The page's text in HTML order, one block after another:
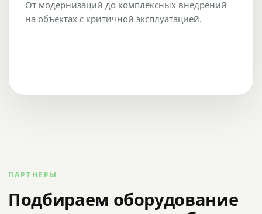
От модернизаций до комплексных внедрений
на объектах с критичной эксплуатацией.
ПАРТНЕРЫ
Подбираем оборудование